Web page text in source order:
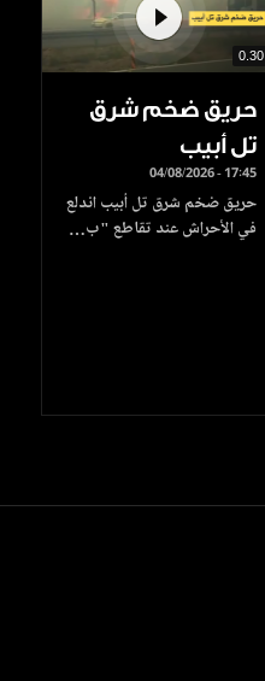
0.30
حريق ضخم شرق
تل أبيب
04/08/2026 - 17:45
حريق ضخم شرق تل أبيب اندلع
في الأحراش عند تقاطع "ب…